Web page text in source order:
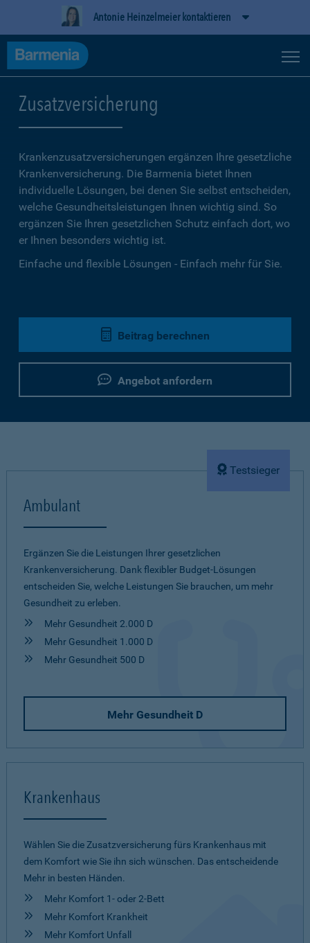
Antonie Heinzelmeier kontaktieren
Zusatzversicherung
Krankenzusatzversicherungen ergänzen Ihre gesetzliche
Kranken­versicherung. Die Barmenia bietet Ihnen
individuelle Lösungen, bei denen Sie selbst entscheiden,
welche Gesundheitsleistungen Ihnen wichtig sind. So
ergänzen Sie Ihren gesetzlichen Schutz einfach dort, wo
er Ihnen besonders wichtig ist.
Einfache und flexible Lösungen - Einfach mehr für Sie.
Beitrag berechnen
Angebot anfordern
Testsieger
Ambulant
Ergänzen Sie die Leistungen Ihrer gesetzlichen
Krankenversicherung. Dank flexibler Budget-Lösungen
entscheiden Sie, welche Leistungen Sie brauchen, um mehr
Gesundheit zu erleben.
Mehr Gesundheit 2.000 D
Mehr Gesundheit 1.000 D
Mehr Gesundheit 500 D
Mehr Gesundheit D
Krankenhaus
Wählen Sie die Zusatzversicherung fürs Krankenhaus mit
dem Komfort wie Sie ihn sich wünschen. Das entscheidende
Mehr in besten Händen.
Mehr Komfort 1- oder 2-Bett
Mehr Komfort Krankheit
Mehr Komfort Unfall